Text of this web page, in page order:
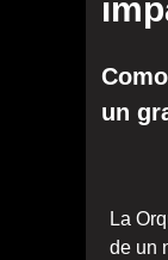
un
La
de un